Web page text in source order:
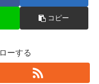
コピー
ーする